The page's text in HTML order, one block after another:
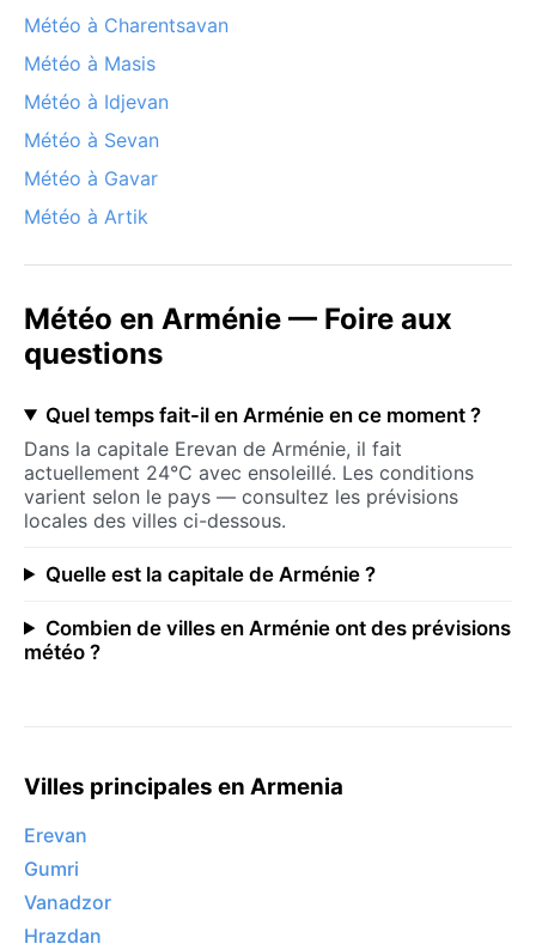
Météo à Charentsavan
Météo à Masis
Météo à Idjevan
Météo à Sevan
Météo à Gavar
Météo à Artik
Météo en Arménie — Foire aux
questions
Quel temps fait-il en Arménie en ce moment ?
Dans la capitale Erevan de Arménie, il fait
actuellement 24°C avec ensoleillé. Les conditions
varient selon le pays — consultez les prévisions
locales des villes ci-dessous.
Quelle est la capitale de Arménie ?
Combien de villes en Arménie ont des prévisions
météo ?
Villes principales en Armenia
Erevan
Gumri
Vanadzor
Hrazdan